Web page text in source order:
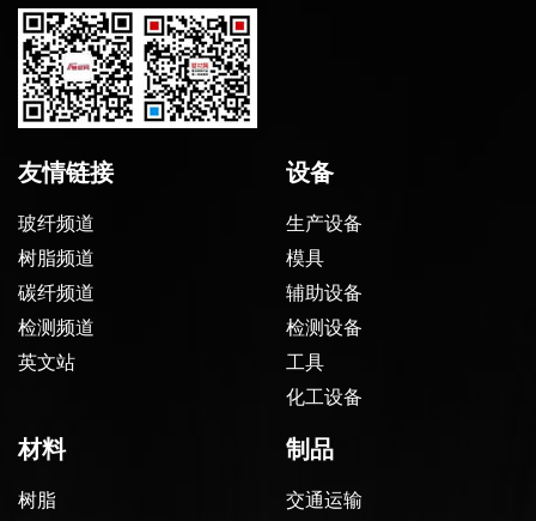
友情链接
玻纤频道
树脂频道
碳纤频道
检测频道
英文站
设备
生产设备
模具
辅助设备
检测设备
工具
化工设备
材料
树脂
制品
交通运输